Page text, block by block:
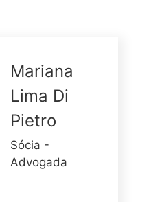
Mariana
Lima Di
Pietro
Sócia -
Advogada